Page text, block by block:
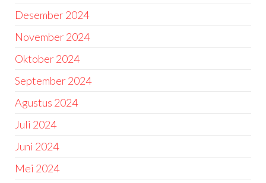
Desember 2024
November 2024
Oktober 2024
September 2024
Agustus 2024
Juli 2024
Juni 2024
Mei 2024